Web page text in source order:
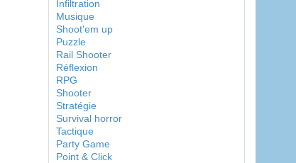
Infiltration
Musique
Shoot'em up
Puzzle
Rail Shooter
Réflexion
RPG
Shooter
Stratégie
Survival horror
Tactique
Party Game
Point & Click